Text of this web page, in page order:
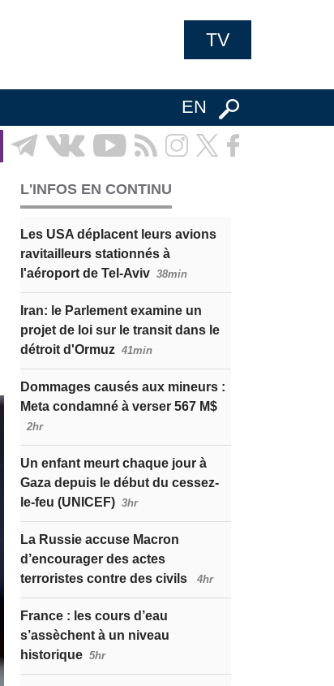
TV
EN
L'INFOS EN CONTINU
Les USA déplacent leurs avions
ravitailleurs stationnés à
l'aéroport de Tel-Aviv 38min
Iran: le Parlement examine un
projet de loi sur le transit dans le
détroit d'Ormuz 41min
Dommages causés aux mineurs :
Meta condamné à verser 567 M$
2hr
Un enfant meurt chaque jour à
Gaza depuis le début du cessez-
le-feu (UNICEF) 3hr
La Russie accuse Macron
d’encourager des actes
terroristes contre des civils
4hr
France : les cours d’eau
s’assèchent à un niveau
historique 5hr